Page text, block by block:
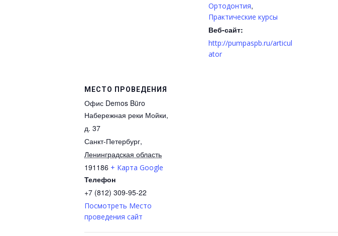
Ортодонтия,
Практические курсы
Веб-сайт:
http://pumpaspb.ru/articul
ator
МЕСТО ПРОВЕДЕНИЯ
Офис Demos Büro
Набережная реки Мойки,
д. 37
Санкт-Петербург,
Ленинградская область
191186 + Карта Google
Телефон
+7 (812) 309-95-22
Посмотреть Место
проведения сайт